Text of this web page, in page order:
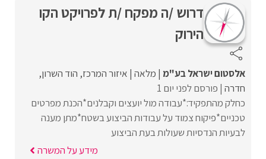
דרוש /ה מפקח /ת לפרויקט הקו
הירוק
אלסטום ישראל בע"מ מלאה איזור המרכז הוד השרון
חדרה פורסם לפני יום 1
כחלק מהתפקיד:*עבודה מול יועצים וקבלנים*הכנת מפרטים
טכניים*פיקוח צמוד על עבודות הביצוע בשטח*מתן מענה
לבעיות הנדסיות שעולות בעת הביצוע
מידע על המשרה